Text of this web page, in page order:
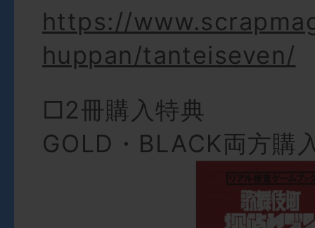
https://
huppan/tanteiseven/
□2冊購入特典
GOLD・BLACK両方購